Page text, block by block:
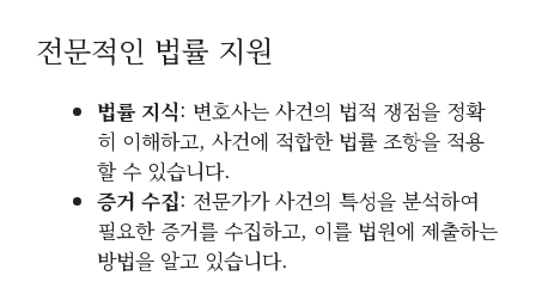
전문적인 법률 지원
법률 지식: 변호사는 사건의 법적 쟁점을 정확
히 이해하고, 사건에 적합한 법률 조항을 적용
할 수 있습니다.
증거 수집: 전문가가 사건의 특성을 분석하여
필요한 증거를 수집하고, 이를 법원에 제출하는
방법을 알고 있습니다.